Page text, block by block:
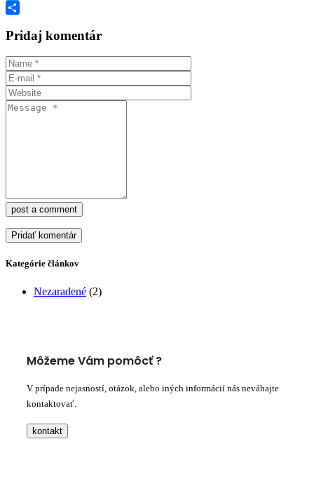
Twitter
Pridaj komentár
post a comment
Kategórie článkov
Nezaradené (2)
Môžeme Vám pomôcť ?
V prípade nejasností, otázok, alebo iných informácií nás neváhajte
kontaktovať.
kontakt